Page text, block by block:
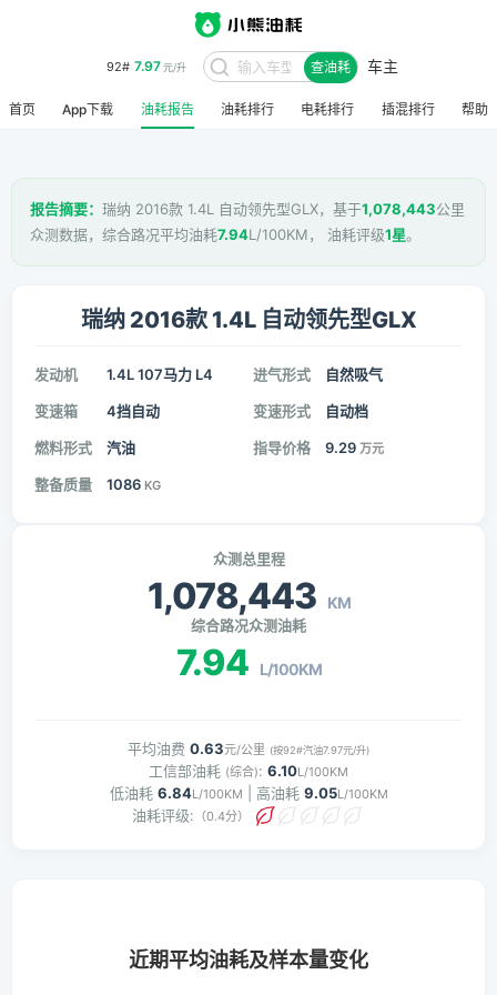
92# 7.97元/升 查油耗 车主
首页 App下载 油耗报告 油耗排行 电耗排行 插混排行 帮助
报告摘要： 瑞纳 2016款 1.4L 自动领先型GLX，基于1,078,443公里
众测数据，综合路况平均油耗7.94L/100KM， 油耗评级1星。
瑞纳 2016款 1.4L 自动领先型GLX
发动机 1.4L 107马力 L4 进气形式 自然吸气
变速箱 4挡自动 变速形式 自动档
燃料形式 汽油 指导价格 9.29 万元
整备质量 1086 KG
众测总里程
1,078,443 KM
综合路况众测油耗
7.94 L/100KM
平均油费 0.63元/公里 (按92#汽油7.97元/升)
工信部油耗 (综合): 6.10L/100KM
低油耗 6.84L/100KM | 高油耗 9.05L/100KM
油耗评级: （0.4分）